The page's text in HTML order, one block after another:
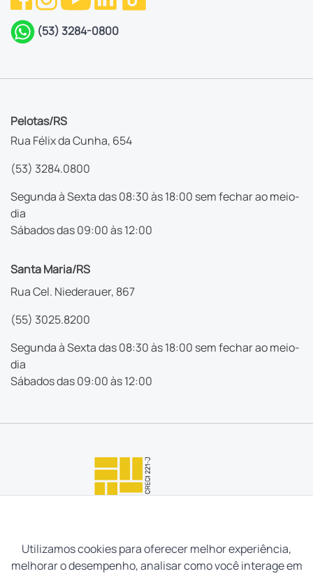
(53) 3284-0800
Pelotas/RS
Rua Félix da Cunha, 654
(53) 3284.0800
Segunda à Sexta das 08:30 às 18:00 sem fechar ao meio-
dia
Sábados das 09:00 às 12:00
Santa Maria/RS
Rua Cel. Niederauer, 867
(55) 3025.8200
Segunda à Sexta das 08:30 às 18:00 sem fechar ao meio-
dia
Sábados das 09:00 às 12:00
Utilizamos cookies para oferecer melhor experiência,
melhorar o desempenho, analisar como você interage em